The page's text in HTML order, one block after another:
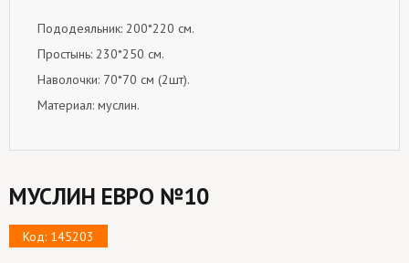
Пододеяльник: 200*220 см.
Простынь: 230*250 см.
Наволочки: 70*70 см (2шт).
Материал: муслин.
МУСЛИН ЕВРО №10
Код: 145203